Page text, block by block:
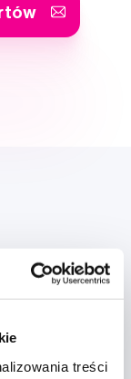
treści
Zapisz się